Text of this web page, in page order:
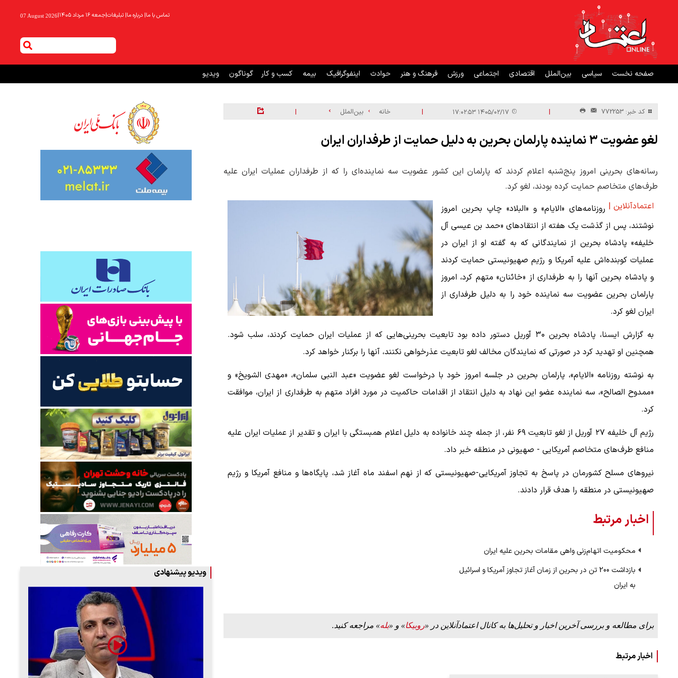
تماس با ما| درباره ما| تبلیغات|جمعه ۱۶ مرداد ۱۴۰۵ |
07 August 2026
صفحه نخست سیاسی بین‌الملل اقتصادی اجتماعی ورزش فرهنگ و هنر حوادث اینفوگرافیک بیمه کسب و کار گوناگون ویدیو
کد خبر: 772253 |
| خانه بین‌الملل |
لغو عضویت ۳ نماینده پارلمان بحرین به دلیل حمایت از طرفداران ایران
رسانه‌های بحرینی امروز پنج‌شنبه اعلام کردند که پارلمان این کشور عضویت سه نماینده‌ای را که از طرفداران عملیات ایران علیه
طرف‌های متخاصم حمایت کرده بودند، لغو کرد.
اعتمادآنلاین | روزنامه‌های «الایام» و «البلاد» چاپ بحرین امروز
نوشتند، پس از گذشت یک هفته از انتقادهای «حمد بن عیسی آل
خلیفه» پادشاه بحرین از نمایندگانی که به گفته او از ایران در
عملیات کوبنده‌اش علیه آمریکا و رژیم صهیونیستی حمایت کردند
و پادشاه بحرین آنها را به طرفداری از «خائنان» متهم کرد، امروز
پارلمان بحرین عضویت سه نماینده خود را به دلیل طرفداری از
ایران لغو کرد.
به گزارش ایسنا، پادشاه بحرین ۳۰ آوریل دستور داده بود تابعیت بحرینی‌هایی که از عملیات ایران حمایت کردند، سلب شود.
همچنین او تهدید کرد در صورتی که نمایندگان مخالف لغو تابعیت عذرخواهی نکنند، آنها را برکنار خواهد کرد.
به نوشته روزنامه «الایام»، پارلمان بحرین در جلسه امروز خود با درخواست لغو عضویت «عبد النبی سلمان»، «مهدی الشویخ» و
«ممدوح الصالح»، سه نماینده عضو این نهاد به دلیل انتقاد از اقدامات حاکمیت در مورد افراد متهم به طرفداری از ایران، موافقت
کرد.
رژیم آل خلیفه ۲۷ آوریل از لغو تابعیت ۶۹ نفر، از جمله چند خانواده به دلیل اعلام همبستگی با ایران و تقدیر از عملیات ایران علیه
منافع طرف‌های متخاصم آمریکایی - صهیونی در منطقه خبر داد.
نیروهای مسلح کشورمان در پاسخ به تجاوز آمریکایی-صهیونیستی که از نهم اسفند ماه آغاز شد، پایگاه‌ها و منافع آمریکا و رژیم
صهیونیستی در منطقه را هدف قرار دادند.
اخبار مرتبط
محکومیت اتهام‌زنی واهی مقامات بحرین علیه ایران
بازداشت 200 تن در بحرین از زمان آغاز تجاوز آمریکا و اسرائیل
به ایران
برای مطالعه و بررسی آخرین اخبار و تحلیل‌ها به کانال اعتمادآنلاین در «روبیکا» و «بله» مراجعه کنید.
اخبار مرتبط
ویدیو پیشنهادی